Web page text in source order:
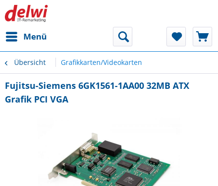
Menü
Übersicht Grafikkarten/Videokarten
Fujitsu-Siemens 6GK1561-1AA00 32MB ATX
Grafik PCI VGA